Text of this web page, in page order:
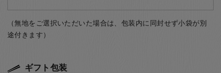
（無地をご選択いただいた場合は、包装内に同封せず小袋が別
途付きます）
ギフト包装